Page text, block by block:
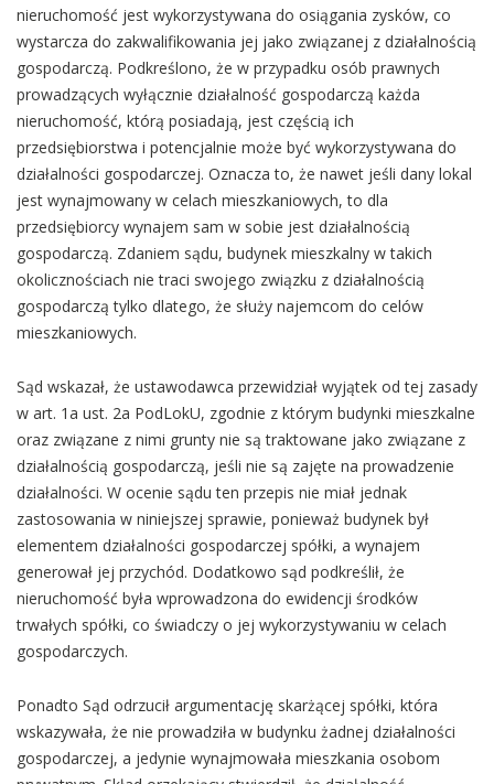
nieruchomość jest wykorzystywana do osiągania zysków, co
wystarcza do zakwalifikowania jej jako związanej z działalnością
gospodarczą. Podkreślono, że w przypadku osób prawnych
prowadzących wyłącznie działalność gospodarczą każda
nieruchomość, którą posiadają, jest częścią ich
przedsiębiorstwa i potencjalnie może być wykorzystywana do
działalności gospodarczej. Oznacza to, że nawet jeśli dany lokal
jest wynajmowany w celach mieszkaniowych, to dla
przedsiębiorcy wynajem sam w sobie jest działalnością
gospodarczą. Zdaniem sądu, budynek mieszkalny w takich
okolicznościach nie traci swojego związku z działalnością
gospodarczą tylko dlatego, że służy najemcom do celów
mieszkaniowych.
Sąd wskazał, że ustawodawca przewidział wyjątek od tej zasady
w art. 1a ust. 2a PodLokU, zgodnie z którym budynki mieszkalne
oraz związane z nimi grunty nie są traktowane jako związane z
działalnością gospodarczą, jeśli nie są zajęte na prowadzenie
działalności. W ocenie sądu ten przepis nie miał jednak
zastosowania w niniejszej sprawie, ponieważ budynek był
elementem działalności gospodarczej spółki, a wynajem
generował jej przychód. Dodatkowo sąd podkreślił, że
nieruchomość była wprowadzona do ewidencji środków
trwałych spółki, co świadczy o jej wykorzystywaniu w celach
gospodarczych.
Ponadto Sąd odrzucił argumentację skarżącej spółki, która
wskazywała, że nie prowadziła w budynku żadnej działalności
gospodarczej, a jedynie wynajmowała mieszkania osobom